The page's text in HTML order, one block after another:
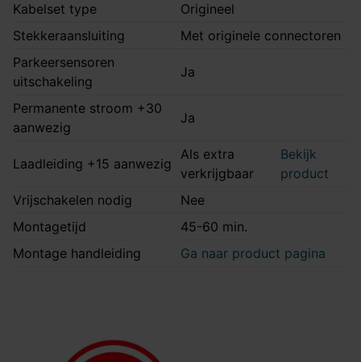
Kabelset type
Origineel
Stekkeraansluiting
Met originele connectoren
Parkeersensoren
uitschakeling
Ja
Permanente stroom +30
aanwezig
Ja
Laadleiding +15 aanwezig
Als extra
verkrijgbaar
Bekijk
product
Vrijschakelen nodig
Nee
Montagetijd
45-60 min.
Montage handleiding
Ga naar product pagina